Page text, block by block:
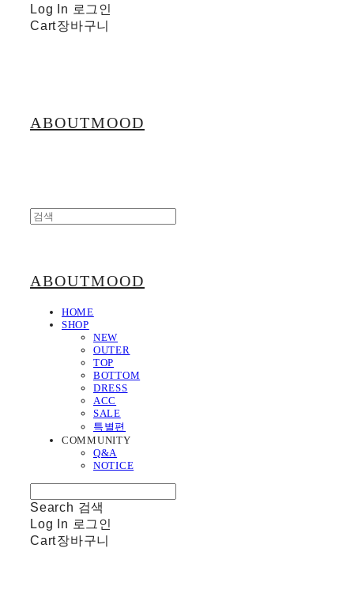
Log In 로그인
Cart장바구니
ABOUTMOOD
ABOUTMOOD
HOME
SHOP
NEW
OUTER
TOP
BOTTOM
DRESS
ACC
SALE
특별편
COMMUNITY
Q&A
NOTICE
Search 검색
Log In 로그인
Cart장바구니